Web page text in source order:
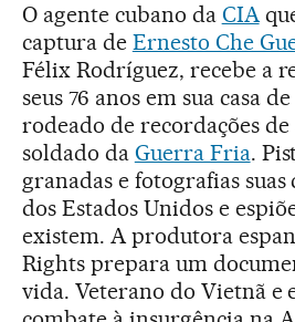
O agente cubano da CIA
captura de Ernesto Che
Félix Rodríguez, recebe a
seus 76 anos em sua casa
rodeado de recordações
soldado da Guerra Fria.
granadas e fotografias
dos Estados Unidos e
existem. A produtora
Rights prepara um
vida. Veterano do Vietnã e